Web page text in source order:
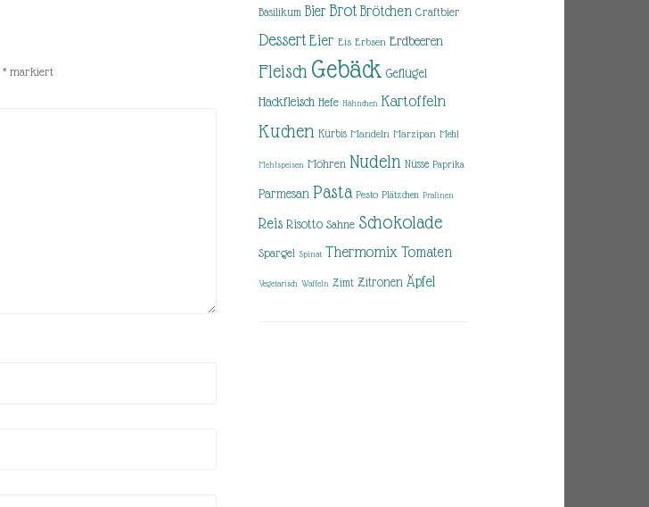
*markiert
Basilikum Bier Brot Brötchen Craftbier
Dessert Eier Eis Erbsen Erdbeeren
Fleisch Gebäck Geflügel
Hackfleisch Hefe Hähnchen Kartoffeln
Kuchen Kürbis Mandeln Marzipan Mehl
Mehlspeisen Möhren Nudeln Nüsse Paprika
Parmesan Pasta Pesto Plätzchen Pralinen
Reis Risotto Sahne Schokolade
Spargel Spinat Thermomix Tomaten
Vegetarisch Waffeln Zimt Zitronen Äpfel